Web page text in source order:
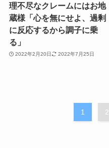
理不尽なクレームにはお地
蔵様「心を無にせよ、過剰
に反応するから調子に乗
る」
2022年2月20日 2022年7月25日
1 2